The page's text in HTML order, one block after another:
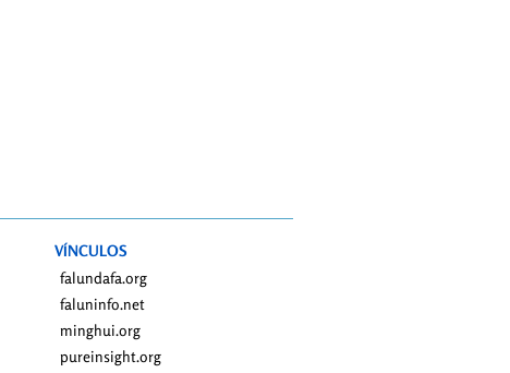
VÍNCULOS
falundafa.org
faluninfo.net
minghui.org
pureinsight.org